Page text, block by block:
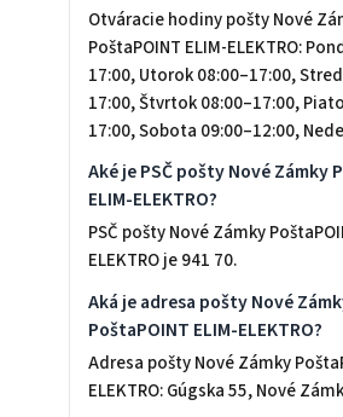
Otváracie hodiny pošty Nové
PoštaPOINT ELIM-ELEKTRO:
17:00, Utorok 08:00–17:00,
17:00, Štvrtok 08:00–17:00,
17:00, Sobota 09:00–12:00,
Aké je PSČ pošty Nové Zámky
ELIM-ELEKTRO?
PSČ pošty Nové Zámky
ELEKTRO je 941 70.
Aká je adresa pošty Nové
PoštaPOINT ELIM-ELEKTRO?
Adresa pošty Nové Zámky
ELEKTRO: Gúgska 55, Nové